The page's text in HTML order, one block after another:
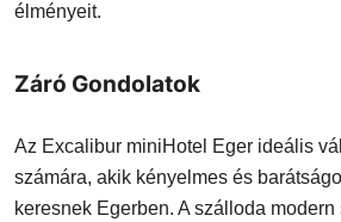
élményeit.
Záró Gondolatok
Az Excalibur miniHotel Eger ideális
számára, akik kényelmes és
keresnek Egerben. A szálloda